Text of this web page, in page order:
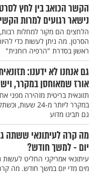
הקשר הכואב בין לחץ
נישאר רגועים למרות
הלחצים הם מקור למחלות
הסרטן. מה ניתן לעשות כדי
ראשון בסדרת "הרפיה רוחנית"
גם אנחנו לא ידענו:
אורז שמאוחסן במקרר,
תזונאית בריטית מזהירה מפני
במקרר ליותר מ-24
גם תבינו מדוע
מה קרה לעיתונאי ששתה
יום - למשך חודש?
עיתונאי אמריקני החליט לעשות
מים מדי יום במשך חודש. מה